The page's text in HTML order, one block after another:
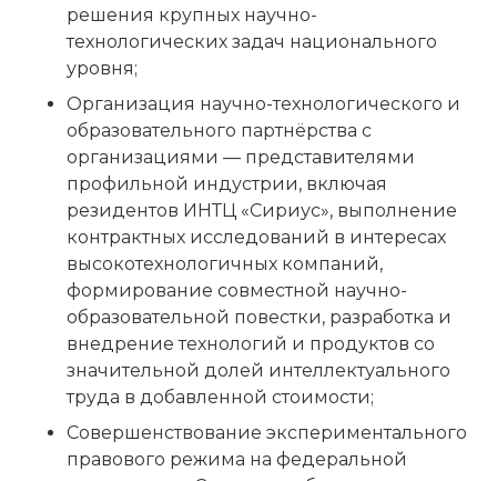
решения крупных научно-
технологических задач национального
уровня;
Организация научно-технологического и
образовательного партнёрства с
организациями — представителями
профильной индустрии, включая
резидентов ИНТЦ «Сириус», выполнение
контрактных исследований в интересах
высокотехнологичных компаний,
формирование совместной научно-
образовательной повестки, разработка и
внедрение технологий и продуктов со
значительной долей интеллектуального
труда в добавленной стоимости;
Совершенствование экспериментального
правового режима на федеральной